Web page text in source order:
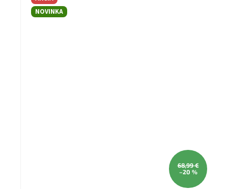
NOVINKA
68,99 €
–20 %